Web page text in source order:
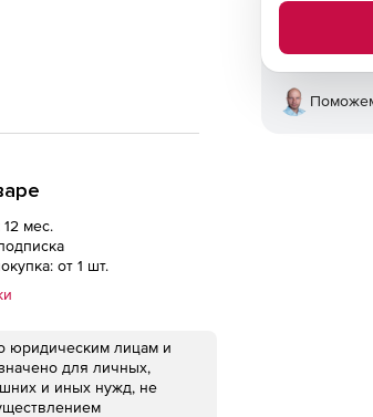
мес.
от 1 шт.
юридическим лицам и
для личных,
и иных нужд, не